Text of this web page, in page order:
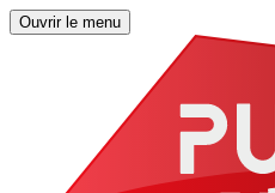
Ouvrir le menu